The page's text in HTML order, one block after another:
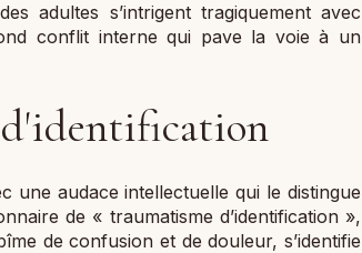
adultes s’intrigent tragiquement avec
conflit interne qui pave la voie à un
d'identification
une audace intellectuelle qui le distingue
de « traumatisme d’identification »,
de confusion et de douleur, s’identifie